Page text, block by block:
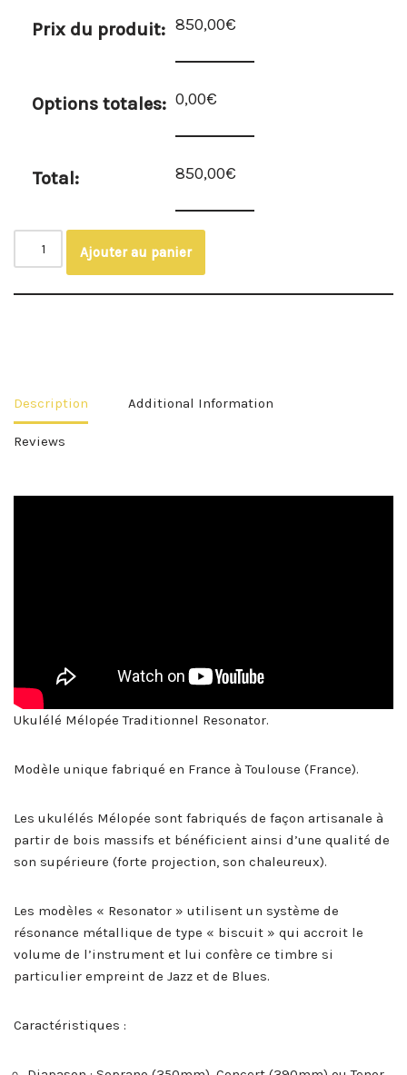
Prix du produit: 850,00€
Options totales: 0,00€
Total: 850,00€
Ajouter au panier
Description Additional Information
Reviews
Ukulélé Mélopée Traditionnel Resonator.
Modèle unique fabriqué en France à Toulouse (France).
Les ukulélés Mélopée sont fabriqués de façon artisanale à
partir de bois massifs et bénéficient ainsi d’une qualité de
son supérieure (forte projection, son chaleureux).
Les modèles « Resonator » utilisent un système de
résonance métallique de type « biscuit » qui accroit le
volume de l’instrument et lui confère ce timbre si
particulier empreint de Jazz et de Blues.
Caractéristiques :